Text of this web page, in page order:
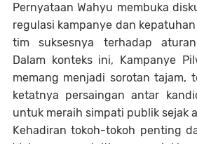
Pernyataan Wahyu membuka
regulasi kampanye dan
tim suksesnya terhadap
Dalam konteks ini, Kampanye
memang menjadi sorotan tajam,
ketatnya persaingan antar
untuk meraih simpati publik sejak
Kehadiran tokoh-tokoh penting